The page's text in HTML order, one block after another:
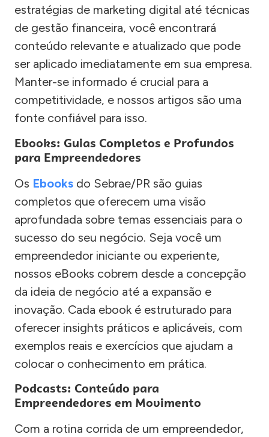
estratégias de marketing digital até técnicas
de gestão financeira, você encontrará
conteúdo relevante e atualizado que pode
ser aplicado imediatamente em sua empresa.
Manter-se informado é crucial para a
competitividade, e nossos artigos são uma
fonte confiável para isso.
Ebooks: Guias Completos e Profundos
para Empreendedores
Os Ebooks do Sebrae/PR são guias
completos que oferecem uma visão
aprofundada sobre temas essenciais para o
sucesso do seu negócio. Seja você um
empreendedor iniciante ou experiente,
nossos eBooks cobrem desde a concepção
da ideia de negócio até a expansão e
inovação. Cada ebook é estruturado para
oferecer insights práticos e aplicáveis, com
exemplos reais e exercícios que ajudam a
colocar o conhecimento em prática.
Podcasts: Conteúdo para
Empreendedores em Movimento
Com a rotina corrida de um empreendedor,